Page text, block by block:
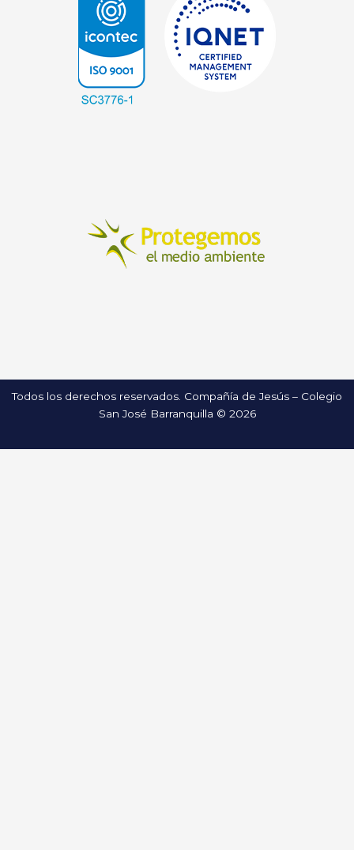
Todos los derechos reservados. Compañía de Jesús – Colegio
San José Barranquilla © 2026